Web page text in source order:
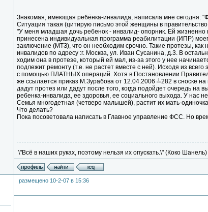
Знакомая, имеющая ребёнка-инвалида, написала мне сегодня:
Ситуация такая (цитирую письмо этой женщины в
"У меня младшая дочь ребенок - инвалид- опорник. Ей
принесена индивидуальная программа реабилитации (ИПР)
заключение (МТЗ), что он необходим срочно. Такие протезы,
инвалидов по адресу :г. Москва, ул. Иван Сусанина, д.3. В
ходим она в протезе, который ей мал, из-за этого у нее
подлежит ремонту (т.е. не растет вместе с ней). Исходя из
с помощью ПЛАТНЫХ операций. Хотя в Постановлении
же ссылается приказ М.Зурабова от 12.04.2006 ╧282 в сноске
дадут протез или дадут после того, когда подойдет очередь
ребенка-инвалида, ее здоровья, ее социального выхода. У нас
Семья многодетная (четверо малышей), растит их мать-
Что делать?
Пока посоветовала написать в Главное управление ФСС. Но
\"Всё в наших руках, поэтому нельзя их опускать.\" (Коко Шанель)
размещено 10-2-07 в 15:36